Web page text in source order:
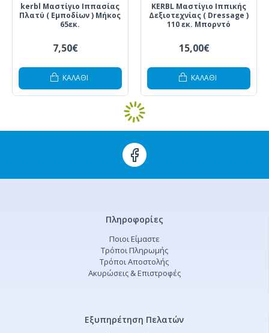
kerbl Μαστίγιο Ιππασίας
Πλατύ ( Εμποδίων ) Μήκος
65εκ.
7,50€
ΚΑΛΆΘΙ
KERBL Μαστίγιο Ιππικής
Δεξιοτεχνίας ( Dressage )
110 εκ. Mπορντό
15,00€
ΚΑΛΆΘΙ
Πληροφορίες
Ποιοι Είμαστε
Τρόποι Πληρωμής
Τρόποι Αποστολής
Ακυρώσεις & Επιστροφές
Εξυπηρέτηση Πελατών